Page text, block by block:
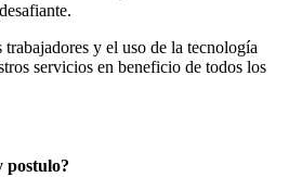
y el uso de la tecnología
servicios en beneficio de todos los
postulo?